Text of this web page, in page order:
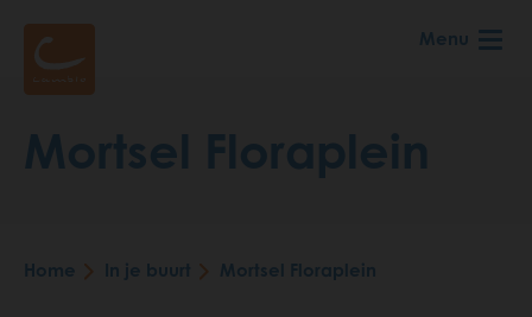
Menu
Mortsel Floraplein
Home In je buurt Mortsel Floraplein